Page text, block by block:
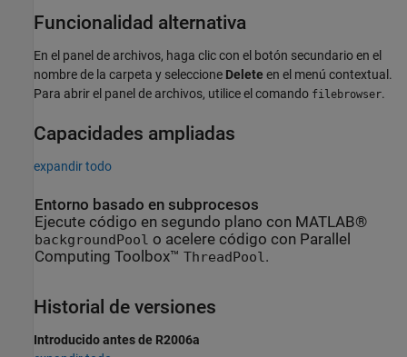
Funcionalidad alternativa
En el panel de archivos, haga clic con el botón secundario en el
nombre de la carpeta y seleccione Delete en el menú contextual.
Para abrir el panel de archivos, utilice el comando filebrowser.
Capacidades ampliadas
expandir todo
Entorno basado en subprocesos
Ejecute código en segundo plano con MATLAB®
backgroundPool o acelere código con Parallel
Computing Toolbox™ ThreadPool.
Historial de versiones
Introducido antes de R2006a